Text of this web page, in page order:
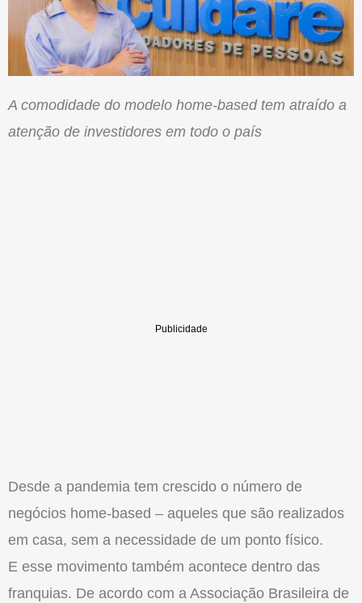
A comodidade do modelo home-based tem atraído a
atenção de investidores em todo o país
Desde a pandemia tem crescido o número de
negócios home-based – aqueles que são realizados
em casa, sem a necessidade de um ponto físico.
E esse movimento também acontece dentro das
franquias. De acordo com a Associação Brasileira de